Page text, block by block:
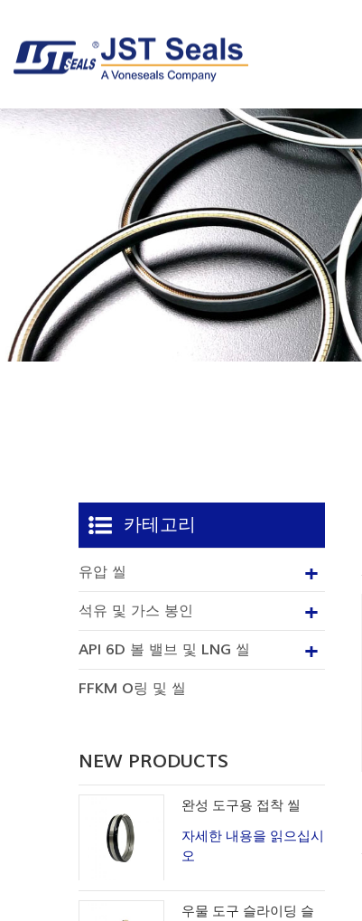
카테고리
유압 씰
석유 및 가스 봉인
API 6D 볼 밸브 및 LNG 씰
FFKM O링 및 씰
NEW PRODUCTS
완성 도구용 접착 씰
자세한 내용을 읽으십시
오
우물 도구 슬라이딩 슬